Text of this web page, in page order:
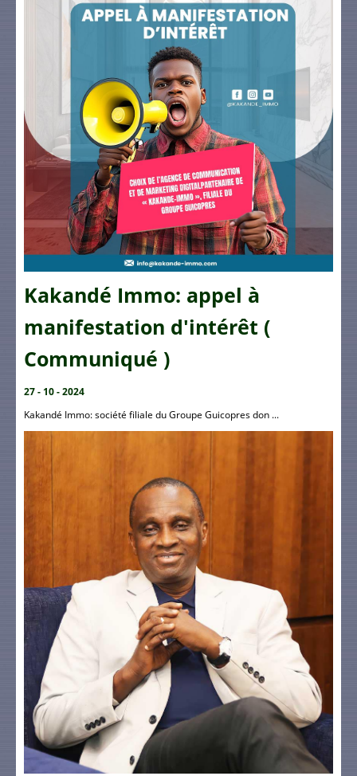
Kakandé Immo: appel à
manifestation d'intérêt (
Communiqué )
27 - 10 - 2024
Kakandé Immo: société filiale du Groupe Guicopres don ...